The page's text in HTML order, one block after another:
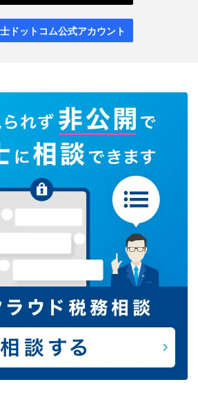
ドットコム公式アカウント